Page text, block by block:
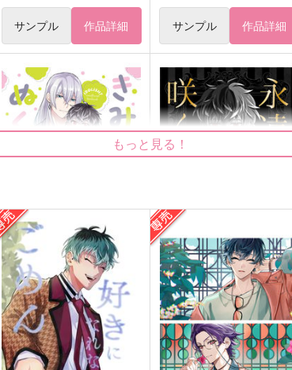
サンプル 作品詳細 サンプル 作品詳細
きみのとなりにぬくもりと
マルッとぴこまる
944円（税込）
千×百
永遠に咲く
マルッとぴこまる
944円（税込）
千×百
もっと見る！